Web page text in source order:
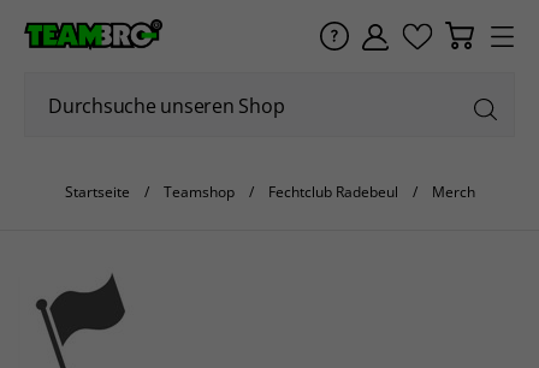
Startseite Teamshop Fechtclub Radebeul Merch